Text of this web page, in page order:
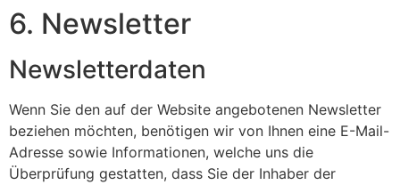
6. Newsletter
Newsletter­daten
Wenn Sie den auf der Website angebotenen Newsletter
beziehen möchten, benötigen wir von Ihnen eine E-Mail-
Adresse sowie Informationen, welche uns die
Überprüfung gestatten, dass Sie der Inhaber der